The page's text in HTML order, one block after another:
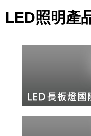
LED照明產